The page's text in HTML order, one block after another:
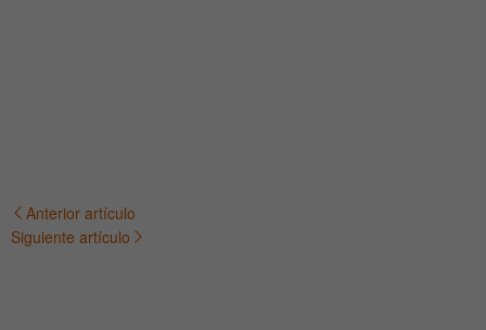
Navegación
Anterior artículo
Siguiente artículo